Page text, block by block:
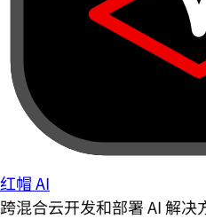
红帽 AI
跨混合云开发和部署 AI 解决